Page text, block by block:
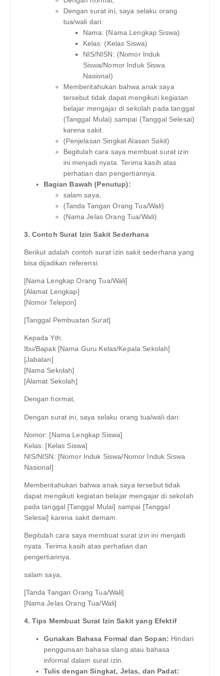
Dengan surat ini, saya selaku orang
tua/wali dari:
Nama: (Nama Lengkap Siswa)
Kelas: (Kelas Siswa)
NIS/NISN: (Nomor Induk
Siswa/Nomor Induk Siswa
Nasional)
Memberitahukan bahwa anak saya
tersebut tidak dapat mengikuti kegiatan
belajar mengajar di sekolah pada tanggal
(Tanggal Mulai) sampai (Tanggal Selesai)
karena sakit.
(Penjelasan Singkat Alasan Sakit)
Begitulah cara saya membuat surat izin
ini menjadi nyata. Terima kasih atas
perhatian dan pengertiannya.
Bagian Bawah (Penutup):
salam saya,
(Tanda Tangan Orang Tua/Wali)
(Nama Jelas Orang Tua/Wali)
3. Contoh Surat Izin Sakit Sederhana
Berikut adalah contoh surat izin sakit sederhana yang
bisa dijadikan referensi:
[Nama Lengkap Orang Tua/Wali]
[Alamat Lengkap]
[Nomor Telepon]
[Tanggal Pembuatan Surat]
Kepada Yth.
Ibu/Bapak [Nama Guru Kelas/Kepala Sekolah]
[Jabatan]
[Nama Sekolah]
[Alamat Sekolah]
Dengan hormat,
Dengan surat ini, saya selaku orang tua/wali dari:
Nomor: [Nama Lengkap Siswa]
Kelas: [Kelas Siswa]
NIS/NISN: [Nomor Induk Siswa/Nomor Induk Siswa
Nasional]
Memberitahukan bahwa anak saya tersebut tidak
dapat mengikuti kegiatan belajar mengajar di sekolah
pada tanggal [Tanggal Mulai] sampai [Tanggal
Selesai] karena sakit demam.
Begitulah cara saya membuat surat izin ini menjadi
nyata. Terima kasih atas perhatian dan
pengertiannya.
salam saya,
[Tanda Tangan Orang Tua/Wali]
[Nama Jelas Orang Tua/Wali]
4. Tips Membuat Surat Izin Sakit yang Efektif
Gunakan Bahasa Formal dan Sopan: Hindari
penggunaan bahasa slang atau bahasa
informal dalam surat izin.
Tulis dengan Singkat, Jelas, dan Padat: